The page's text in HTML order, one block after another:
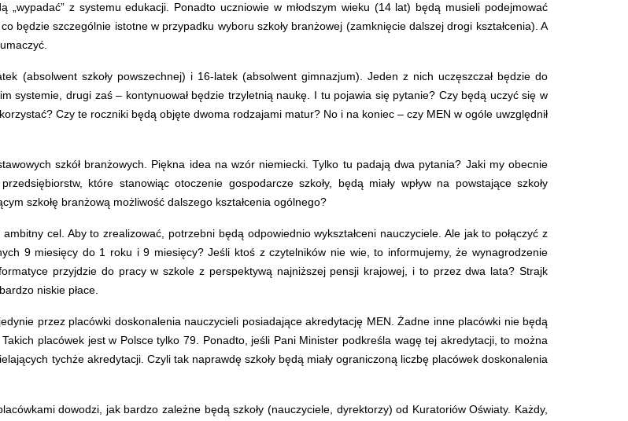
„wypadać” z systemu edukacji. Ponadto uczniowie w młodszym wieku (14 lat) będą musieli podejmować
będzie szczególnie istotne w przypadku wyboru szkoły branżowej (zamknięcie dalszej drogi kształcenia). A
(absolwent szkoły powszechnej) i 16-latek (absolwent gimnazjum). Jeden z nich uczęszczał będzie do
systemie, drugi zaś – kontynuował będzie trzyletnią naukę. I tu pojawia się pytanie? Czy będą uczyć się w
Czy te roczniki będą objęte dwoma rodzajami matur? No i na koniec – czy MEN w ogóle uwzględnił
szkół branżowych. Piękna idea na wzór niemiecki. Tylko tu padają dwa pytania? Jaki my obecnie
które stanowiąc otoczenie gospodarcze szkoły, będą miały wpływ na powstające szkoły
szkołę branżową możliwość dalszego kształcenia ogólnego?
cel. Aby to zrealizować, potrzebni będą odpowiednio wykształceni nauczyciele. Ale jak to połączyć z
9 miesięcy do 1 roku i 9 miesięcy? Jeśli ktoś z czytelników nie wie, to informujemy, że wynagrodzenie
przyjdzie do pracy w szkole z perspektywą najniższej pensji krajowej, i to przez dwa lata? Strajk
niskie płace.
przez placówki doskonalenia nauczycieli posiadające akredytację MEN. Żadne inne placówki nie będą
placówek jest w Polsce tylko 79. Ponadto, jeśli Pani Minister podkreśla wagę tej akredytacji, to można
tychże akredytacji. Czyli tak naprawdę szkoły będą miały ograniczoną liczbę placówek doskonalenia
dowodzi, jak bardzo zależne będą szkoły (nauczyciele, dyrektorzy) od Kuratoriów Oświaty. Każdy,